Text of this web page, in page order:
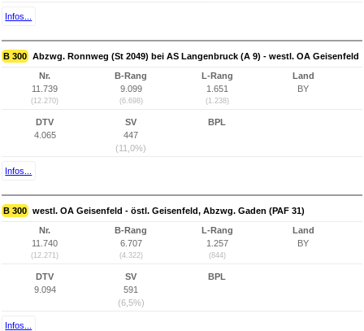
Infos...
B 300 Abzwg. Ronnweg (St 2049) bei AS Langenbruck (A 9) - westl. OA Geisenfeld
Nr.
11.739
(12.270)
B-Rang
9.099
(6.698)
L-Rang
1.651
(1.238)
Land
BY
DTV
4.065
SV
447
(11,0%)
BPL
Infos...
B 300 westl. OA Geisenfeld - östl. Geisenfeld, Abzwg. Gaden (PAF 31)
Nr.
11.740
(12.271)
B-Rang
6.707
(4.322)
L-Rang
1.257
(844)
Land
BY
DTV
9.094
SV
591
(6,5%)
BPL
Infos...